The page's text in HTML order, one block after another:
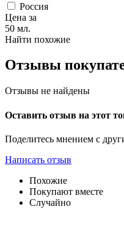
Россия
Цена за
50 мл.
Найти похожие
Отзывы
Отзывы не найдены
Оставить отзыв на этот
Поделитесь мнением с
Написать отзыв
Похожие
Покупают вместе
Случайно